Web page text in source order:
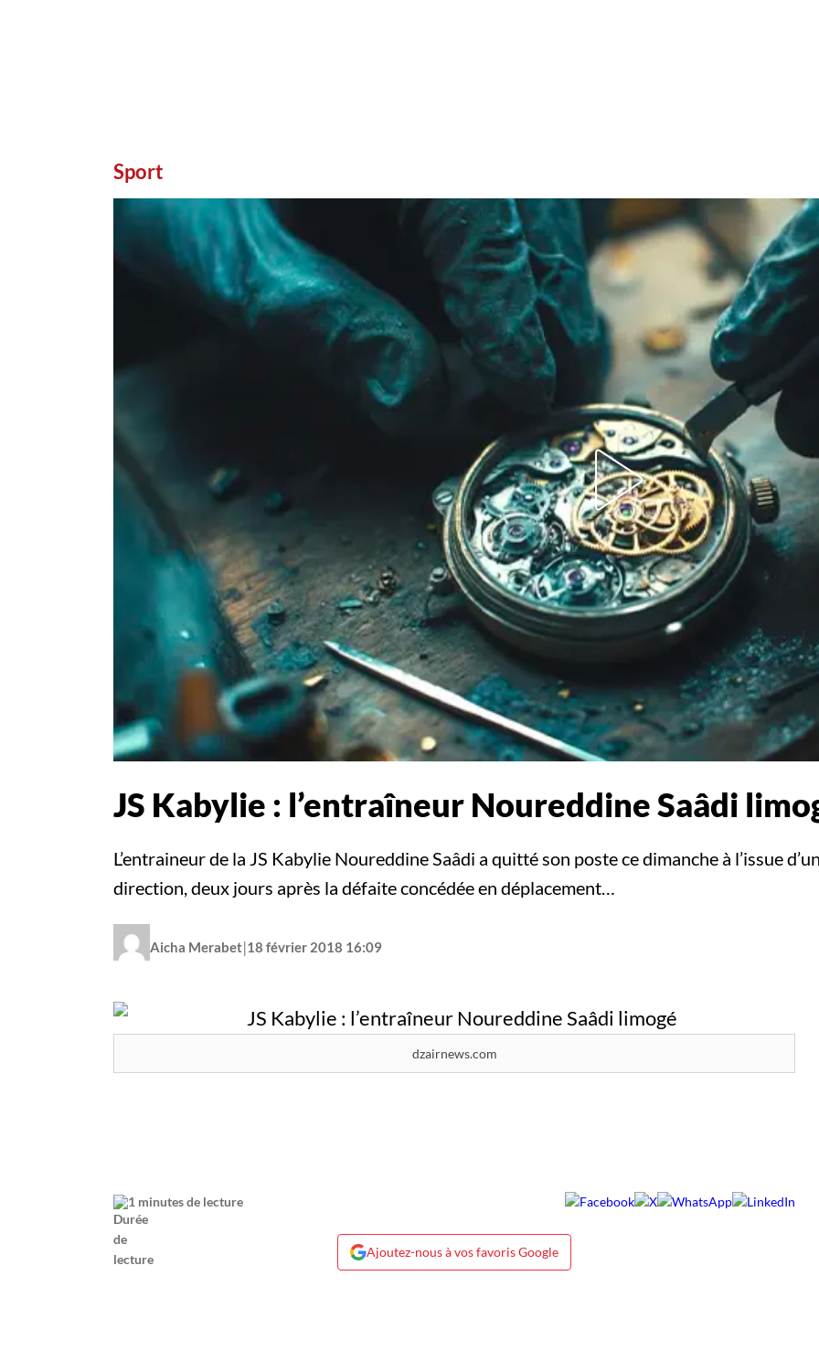
Sport
JS Kabylie : l’entraîneur Noureddine Saâdi
L’entraineur de la JS Kabylie Noureddine Saâdi a quitté son poste ce dimanche à l’issue
direction, deux jours après la défaite concédée en déplacement…
Aicha Merabet|18 février 2018 16:09
dzairnews.com
1 minutes de lecture
Ajoutez-nous à vos favoris Google